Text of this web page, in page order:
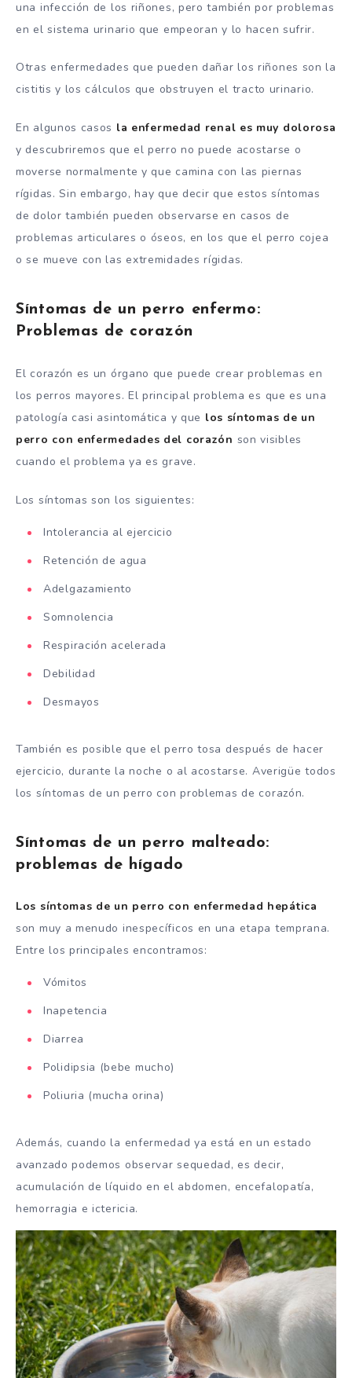
una infección de los riñones, pero también por problemas
en el sistema urinario que empeoran y lo hacen sufrir.
Otras enfermedades que pueden dañar los riñones son la
cistitis y los cálculos que obstruyen el tracto urinario.
En algunos casos la enfermedad renal es muy dolorosa
y descubriremos que el perro no puede acostarse o
moverse normalmente y que camina con las piernas
rígidas. Sin embargo, hay que decir que estos síntomas
de dolor también pueden observarse en casos de
problemas articulares o óseos, en los que el perro cojea
o se mueve con las extremidades rígidas.
Síntomas de un perro enfermo:
Problemas de corazón
El corazón es un órgano que puede crear problemas en
los perros mayores. El principal problema es que es una
patología casi asintomática y que los síntomas de un
perro con enfermedades del corazón son visibles
cuando el problema ya es grave.
Los síntomas son los siguientes:
Intolerancia al ejercicio
Retención de agua
Adelgazamiento
Somnolencia
Respiración acelerada
Debilidad
Desmayos
También es posible que el perro tosa después de hacer
ejercicio, durante la noche o al acostarse. Averigüe todos
los síntomas de un perro con problemas de corazón.
Síntomas de un perro malteado:
problemas de hígado
Los síntomas de un perro con enfermedad hepática
son muy a menudo inespecíficos en una etapa temprana.
Entre los principales encontramos:
Vómitos
Inapetencia
Diarrea
Polidipsia (bebe mucho)
Poliuria (mucha orina)
Además, cuando la enfermedad ya está en un estado
avanzado podemos observar sequedad, es decir,
acumulación de líquido en el abdomen, encefalopatía,
hemorragia e ictericia.